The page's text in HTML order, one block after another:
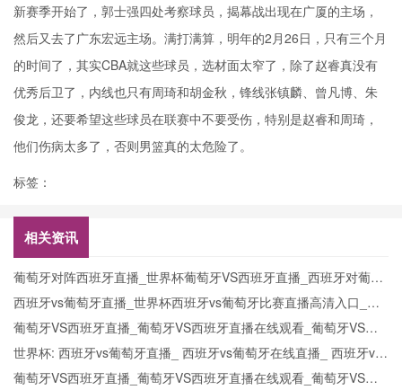
新赛季开始了，郭士强四处考察球员，揭幕战出现在广厦的主场，
然后又去了广东宏远主场。满打满算，明年的2月26日，只有三个月
的时间了，其实CBA就这些球员，选材面太窄了，除了赵睿真没有
优秀后卫了，内线也只有周琦和胡金秋，锋线张镇麟、曾凡博、朱
俊龙，还要希望这些球员在联赛中不要受伤，特别是赵睿和周琦，
他们伤病太多了，否则男篮真的太危险了。
标签：
相关资讯
葡萄牙对阵西班牙直播_世界杯葡萄牙VS西班牙直播_西班牙对葡萄
牙比赛直播在线无插件观看
西班牙vs葡萄牙直播_世界杯西班牙vs葡萄牙比赛直播高清入口_西
班牙vs葡萄牙预测分析直播
葡萄牙VS西班牙直播_葡萄牙VS西班牙直播在线观看_葡萄牙VS西
班牙实时全场直播入口
世界杯: 西班牙vs葡萄牙直播_ 西班牙vs葡萄牙在线直播_ 西班牙vs
葡萄牙CCTV5直播入口-24直播网
葡萄牙VS西班牙直播_葡萄牙VS西班牙直播在线观看_葡萄牙VS西